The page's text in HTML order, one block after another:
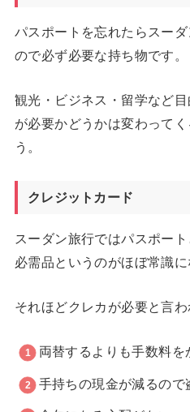
パスポートを忘れたらスー
ので必ず必要な持ち物です。
観光・ビジネス・留学など
が必要かどうかは変わって
う。
クレジットカード
スーダン旅行ではパスポー
必需品というのがほぼ常識に
それほどクレカが必要と言
両替するよりも手数料を
手持ちの現金が減るので